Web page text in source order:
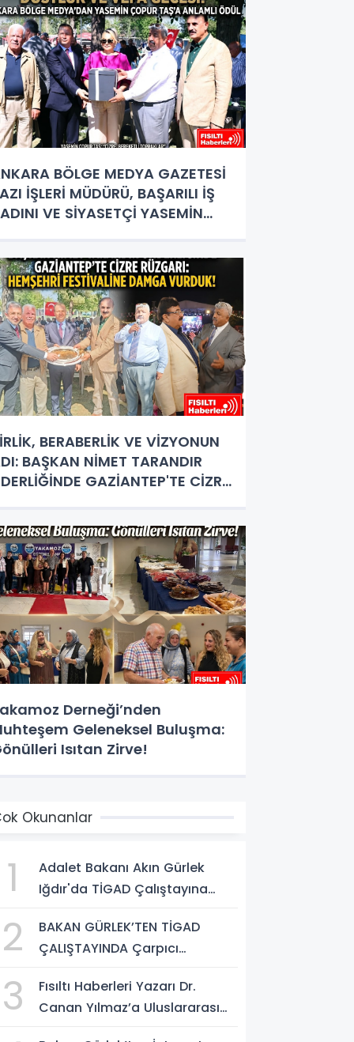
BÖLGE MEDYA GAZETESİ
İŞLERİ MÜDÜRÜ, BAŞARILI İŞ
VE SİYASETÇİ YASEMİN
BERABERLİK VE VİZYONUN
BAŞKAN NİMET TARANDIR
GAZİANTEP'TE CİZRE
Derneği’nden
Geleneksel Buluşma:
Isıtan Zirve!
Okunanlar
1
Adalet Bakanı Akın Gürlek
Iğdır'da TİGAD Çalıştayına
Sosyal Medya Düzenlemesi
Mesajı
2
BAKAN GÜRLEK’TEN TİGAD
ÇALIŞTAYINDA Çarpıcı
Yeni Bir Aydınlığa Uyanacağız"
3
Fısıltı Haberleri Yazarı Dr.
Canan Yılmaz’a Uluslararası